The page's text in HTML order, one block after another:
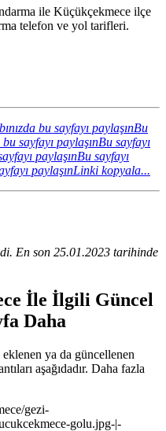
ile Küçükçekmece ilçe
telefon ve yol tarifleri.
bu sayfayı paylaşınBu
sayfayı paylaşınBu sayfayı
paylaşınBu sayfayı
paylaşınLinki kopyala...
En son 25.01.2023 tarihinde
İle İlgili Güncel
Daha
ya da güncellenen
aşağıdadır. Daha fazla
gezi-
golu.jpg-|-